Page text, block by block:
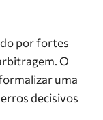
por fortes
O
uma
decisivos